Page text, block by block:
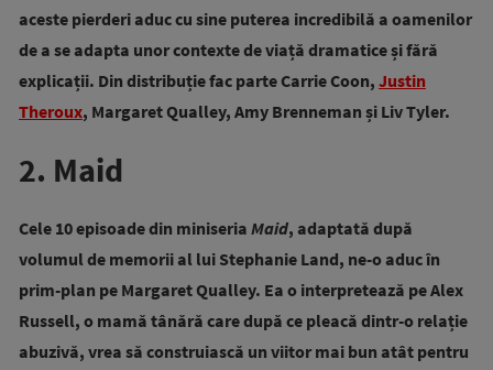
aceste pierderi aduc cu sine puterea incredibilă a oamenilor
de a se adapta unor contexte de viață dramatice și fără
explicații. Din distribuție fac parte Carrie Coon, Justin
Theroux, Margaret Qualley, Amy Brenneman și Liv Tyler.
2. Maid
Cele 10 episoade din miniseria Maid, adaptată după
volumul de memorii al lui Stephanie Land, ne-o aduc în
prim-plan pe Margaret Qualley. Ea o interpretează peAlex
Russell, o mamă tânără care după ce pleacă dintr-o relație
abuzivă, vrea să construiască un viitor mai bun atât pentru